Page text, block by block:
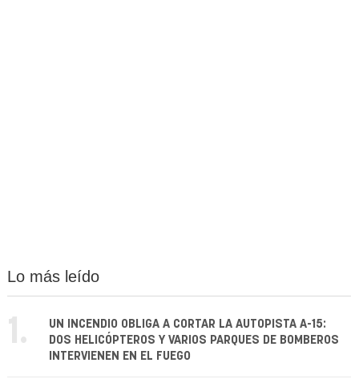
Lo más leído
1.
UN INCENDIO OBLIGA A CORTAR LA AUTOPISTA A-15:
DOS HELICÓPTEROS Y VARIOS PARQUES DE BOMBEROS
INTERVIENEN EN EL FUEGO